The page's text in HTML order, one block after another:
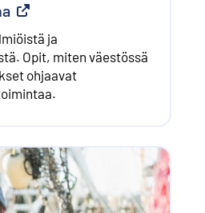
Ulkoinen linkki
ja
Opit, miten väestössä
ohjaavat